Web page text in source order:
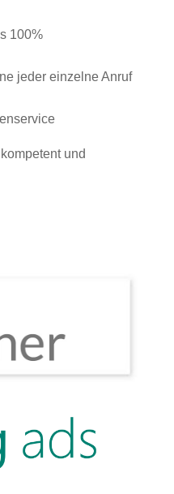
100%
jeder einzelne Anruf
und